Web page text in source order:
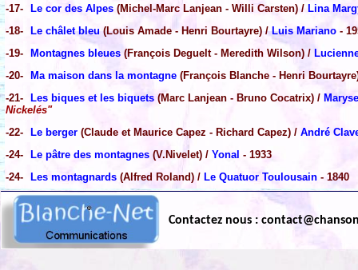
-17-
Le cor des Alpes (Michel-Marc Lanjean - Willi Carsten) / Lina
-18-
Le châlet bleu(Louis Amade - Henri Bourtayre) /Luis Mariano -
-19-
Montagnes bleues (François Deguelt - Meredith Wilson) /
-20-
Ma maison dans la montagne (François Blanche - Henri
-21-
Les biques et les biquets (Marc Lanjean - Bruno Cocatrix) /
Nickelés"
-22-
Le berger (Claude et Maurice Capez - Richard Capez) / André
-24-
Le pâtre des montagnes (V.Nivelet) / Yonal - 1933
-24-
Les montagnards (Alfred Roland) / Le Quatuor Toulousain - 1840
Contactez nous :